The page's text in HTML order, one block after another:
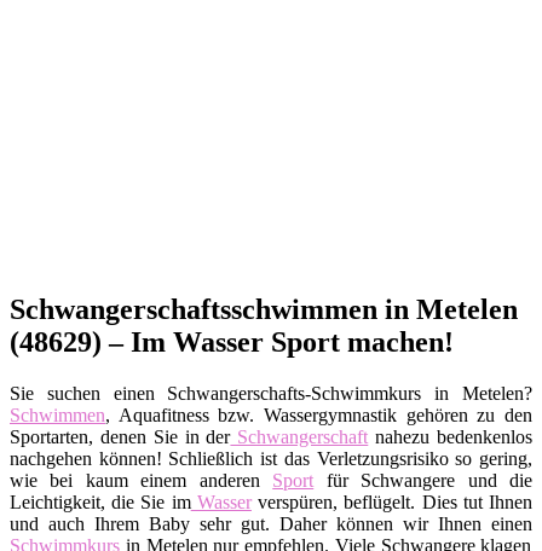
Schwangerschaftsschwimmen in Metelen
(48629) – Im Wasser Sport machen!
Sie suchen einen Schwangerschafts-Schwimmkurs in Metelen?
Schwimmen, Aquafitness bzw. Wassergymnastik gehören zu den
Sportarten, denen Sie in derSchwangerschaft nahezu bedenkenlos
nachgehen können! Schließlich ist das Verletzungsrisiko so gering,
wie bei kaum einem anderen Sport für Schwangere und die
Leichtigkeit, die Sie imWasserverspüren, beflügelt. Dies tut Ihnen
und auch Ihrem Baby sehr gut. Daher können wir Ihnen einen
Schwimmkurs in Metelen nur empfehlen. Viele Schwangere klagen